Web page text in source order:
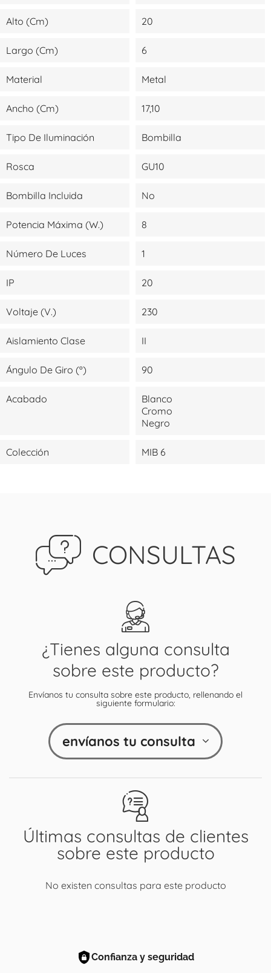
Alto (cm) 20
Largo (cm) 6
Material Metal
Ancho (cm) 17,10
Tipo De Iluminación Bombilla
Rosca GU10
Bombilla Incluida No
Potencia Máxima (W.) 8
Número De Luces 1
IP 20
Voltaje (V.) 230
Aislamiento Clase II
Ángulo De Giro (º) 90
Acabado
Blanco
Cromo
Negro
Colección MIB 6
CONSULTAS
Últimas consultas de clientes
sobre este producto
No existen consultas para este producto
¿Tienes alguna consulta
sobre este producto?
Envíanos tu consulta sobre este producto, rellenando el
siguiente formulario:
envíanos tu consulta
Confianza y seguridad